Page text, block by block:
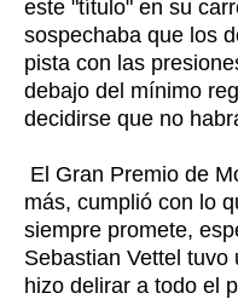
este "título" en su
sospechaba que los
pista con las
debajo del mínimo
decidirse que no
El Gran Premio de
más, cumplió con lo
siempre promete,
Sebastian Vettel
hizo delirar a todo el